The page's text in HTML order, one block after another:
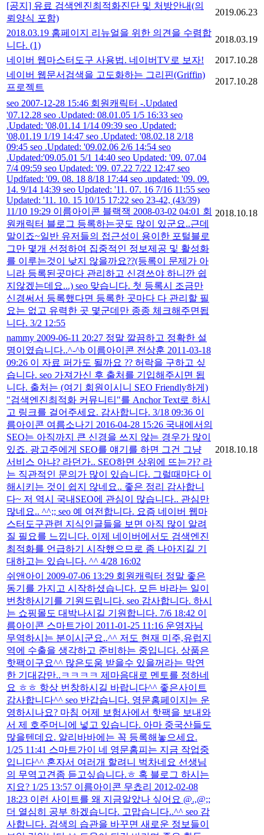
[공지] 유료 검색엔진최적화진단 및 처방안내(의
뢰양식 포함)
2019.06.23
2018.03.19 홈페이지 리뉴얼을 위한 의견을 수렴합
니다. (1)
2018.03.19
네이버 웹마스터도구 사용법. 네이버TV로 보자!
2017.10.28
네이버 웹문서검색을 고도화하는 그리핀(Griffin)
프로젝트
2017.10.28
seo 2007-12-28 15:46 회원캐릭터 -.Updated
'07.12.28 seo .Updated: 08.01.05 1/5 16:33 seo
.Updated: '08,01.14 1/14 09:39 seo .Updated:
'08,01.19 1/19 14:47 seo .Updated: '08.02.18 2/18
09:45 seo .Updated: '09.02.06 2/6 14:54 seo
.Updated:'09.05.01 5/1 14:40 seo Updated: '09. 07.04
7/4 09:59 seo Updated: '09. 07.22 7/22 12:47 seo
Updfated: '09. 08. 18 8/18 17:44 seo .updated: '09. 09.
14. 9/14 14:39 seo Updated: '11. 07. 16 7/16 11:55 seo
Updated: '11. 10. 15 10/15 17:22 seo 23-42, (43/39)
11/10 19:29 이름아이콘 블랙잭 2008-03-02 04:01 회
원캐릭터 블로그 등록하는곳도 많이 있군요..근데
말이죠~일반 유저들의 접근성이 용이한 포털블로
그만 몇개 선정하여 집중적인 정보제공 및 활성화
를 이루는것이 낮지 않을까요??(등록이 문제가 아
니라 등록된곳마다 관리하고 신경쓰야 하니깐 쉽
지않겠는데요...) seo 맞습니다. 첫 등록시 조금만
신경써서 등록했다면 등록한 곳마다 다 관리할 필
요는 없고 유력한 곳 몇군데만 종종 체크해주면됩
니다. 3/2 12:55
2018.10.18
nammy 2009-06-11 20:27 정말 깔끔하고 정확한 설
명이였습니다..^-^b 이름아이콘 전상훈 2011-03-18
09:26 이 자료 퍼가도 될까요 ?? 허락을 구하고 싶
습니다. seo 가져가신 후 출처를 기입해주시면 됩
니다. 출처는 (여기 회원이시니 SEO Friendly하게)
"검색엔진최적화 커뮤니티"를 Anchor Text로 하시
고 링크를 걸어주세요. 감사합니다. 3/18 09:36 이
름아이콘 여름소나기 2016-04-28 15:26 국내에서의
SEO는 아직까지 큰 신경을 쓰지 않는 경우가 많이
있죠. 광고주에게 SEO를 얘기를 하면 그건 그냥
서비스 아냐? 라던가.. SEO하면 상위에 뜨는가? 라
는 직관적인 문의가 많이 있습니다. 그럴때마다 이
해시키는 것이 쉽지 않네요.. 좋은 정리 감사합니
다~ 저 역시 국내SEO에 관심이 많습니다.. 관심만
많네요.. ^^;; seo 예 여전합니다. 요즘 네이버 웹마
스터도구관련 지식인글들을 보면 아직 많이 알려
질 필요를 느낍니다. 이제 네이버에서도 검색엔진
최적화를 언급하기 시작했으므로 좀 나아지길 기
대하고는 있습니다. ^^ 4/28 16:02
2018.10.18
쉬앤아이 2009-07-06 13:29 회원캐릭터 정말 좋은
동기를 가지고 시작하셨습니다. 모든 바라는 일이
번창하시기를 기원드립니다. seo 감사합니다. 하시
는 쇼핑몰도 대박나시길 기원합니다. 7/6 18:42 이
름아이콘 스마트가이 2011-01-25 11:16 운영자님
무역하시는 분이시군요..^^ 저도 현재 미주,유럽지
역에 수출을 생각하고 준비하는 중입니다. 상품은
핫팩이구요^^ 많은도움 받을수 있을꺼라는 막연
한 기대감만..ㅋㅋㅋㅋ 제마음대로 멘토를 정하네
요 ㅎㅎ 항상 번창하시길 바랍니다^^ 좋은사이트
감사합니다^^ seo 반갑습니다. 영문홈페이지는 운
영하시나요? 마침 어제 보험사에서 핫팩을 보내와
서 제 호주머니에 넣고 있습니다. 아마 중국산들도
많을텐데요. 알리바바에는 꼭 등록해놓으세요.
1/25 11:41 스마트가이 네 영문홈피는 지금 작업중
입니다^^ 혼자서 여러개 할려니 벅차네요 선생님
의 무역고견좀 듣고싶습니다.ㅎ 혹 블로그 하시는
지요? 1/25 13:57 이름아이콘 무쵸리 2012-02-08
18:23 이런 사이트를 왜 지금알았나 싶어요 @.,@;;
더 열심히 공부 하겠습니다. 고맙습니다..^^ seo 감
사합니다. 검색의 습관을 바꾸면 새로운 정보들이